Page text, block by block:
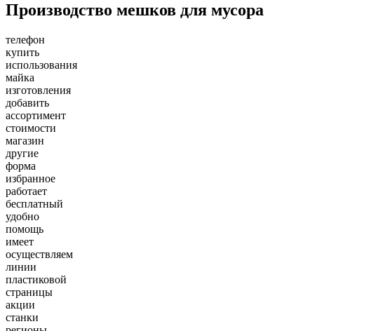
Производство мешков для мусора
телефон
купить
использования
майка
изготовления
добавить
ассортимент
стоимости
магазин
другие
форма
избранное
работает
бесплатный
удобно
помощь
имеет
осуществляем
линии
пластиковой
страницы
акции
станки